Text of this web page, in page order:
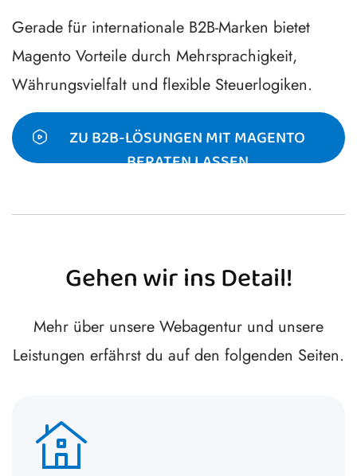
Gerade für internationale B2B-Marken bietet
Magento Vorteile durch Mehrsprachigkeit,
Währungsvielfalt und flexible Steuerlogiken.
ZU B2B-LÖSUNGEN MIT MAGENTO
BERATEN LASSEN
Gehen wir ins Detail!
Mehr über unsere Webagentur und unsere
Leistungen erfährst du auf den folgenden Seiten.